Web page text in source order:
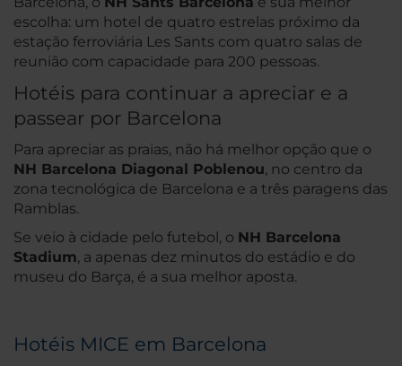
escolha: um hotel de quatro estrelas próximo da
estação ferroviária Les Sants com quatro salas de
reunião com capacidade para 200 pessoas.
Hotéis para continuar a apreciar e a
passear por Barcelona
Para apreciar as praias, não há melhor opção que o
NH Barcelona Diagonal Poblenou, no centro da
zona tecnológica de Barcelona e a três paragens das
Ramblas.
Se veio à cidade pelo futebol, o NH Barcelona
Stadium, a apenas dez minutos do estádio e do
museu do Barça, é a sua melhor aposta.
Hotéis MICE em Barcelona